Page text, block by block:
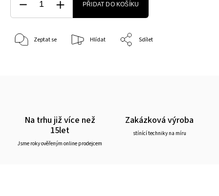
PŘIDAT DO KOŠÍKU
Zeptat se Hlídat Sdílet
Na trhu již více než
15let
Jsme roky ověřeným online prodejcem
Zakázková výroba
stínící techniky na míru